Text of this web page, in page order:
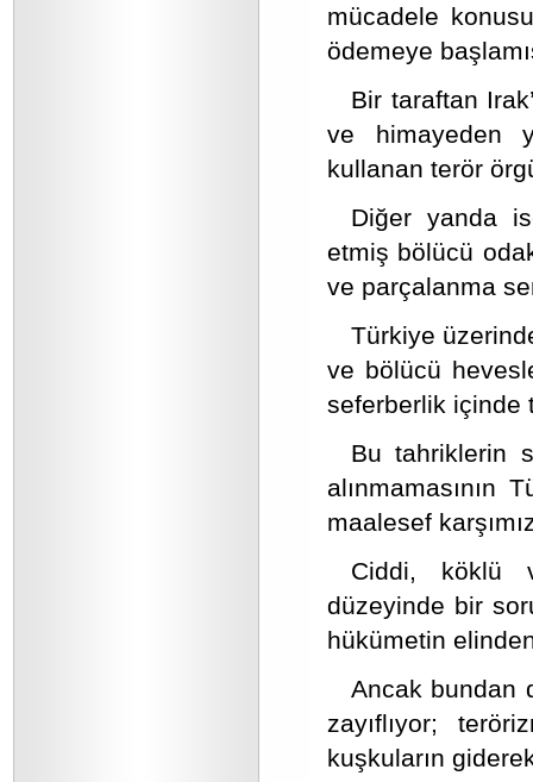
mücadele
ödemeye
Bir taraftan
ve himayeden
kullanan terör
Diğer yanda
etmiş bölücü
ve parçalanma
Türkiye
ve bölücü
seferberlik içinde
Bu tahriklerin
alınmamasının
maalesef
Ciddi, köklü
düzeyinde bir
hükümetin
Ancak bundan
zayıflıyor;
kuşkuların